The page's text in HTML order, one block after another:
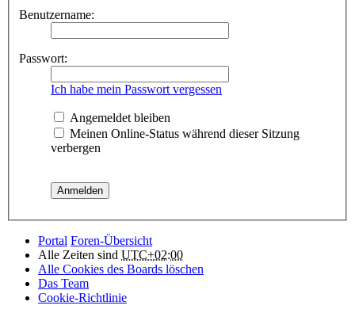
Benutzername:
Passwort:
Ich habe mein Passwort vergessen
Angemeldet bleiben
Meinen Online-Status während dieser Sitzung
verbergen
Portal Foren-Übersicht
Alle Zeiten sind UTC+02:00
Alle Cookies des Boards löschen
Das Team
Cookie-Richtlinie